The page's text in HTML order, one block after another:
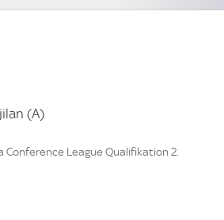
(A)
Conference League Qualifikation 2.